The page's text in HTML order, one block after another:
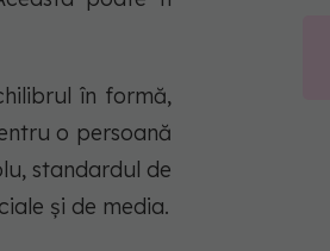
în formă,
o persoană
standardul de
și de media.